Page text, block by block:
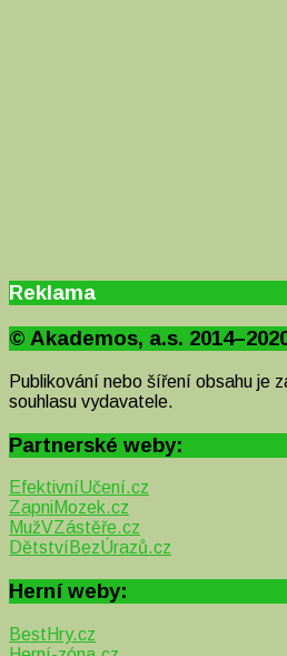
Reklama
© Akademos, a.s.
Publikování nebo šíření obsahu je
souhlasu vydavatele.
Partnerské weby:
EfektivníUčení.cz
ZapniMozek.cz
MužVZástěře.cz
DětstvíBezÚrazů.cz
Herní weby:
BestHry.cz